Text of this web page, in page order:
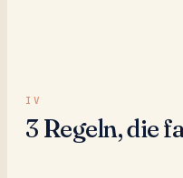
3 Regeln, die